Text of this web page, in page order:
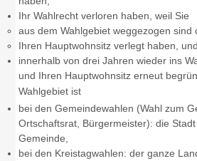
Ihr Wahlrecht verloren haben, weil Sie
aus dem Wahlgebiet weggezogen sind
Ihren Hauptwohnsitz verlegt haben, und
innerhalb von drei Jahren wieder ins
und Ihren Hauptwohnsitz erneut
Wahlgebiet ist
bei den Gemeindewahlen (Wahl zum
Ortschaftsrat, Bürgermeister): die
Gemeinde,
bei den Kreistagwahlen: der ganze